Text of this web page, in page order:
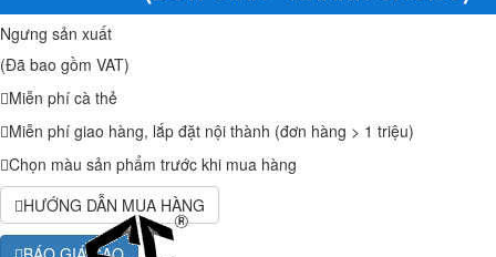
Ngưng sản xuất
(Đã bao gồm VAT)
Miễn phí cà thẻ
Miễn phí giao hàng, lắp đặt nội thành (đơn hàng > 1 triệu)
Chọn màu sản phẩm trước khi mua hàng
HƯỚNG DẪN MUA HÀNG